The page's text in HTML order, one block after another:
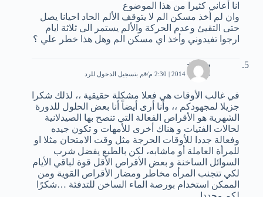
انا أعاني كثيرا من هذا الموضوع
وان لم أخذ مسكن الم لا يتوقف الألم الحاد احيانا يصل
حتى التقيئ وعدم الحركة والألم يستمر الى ثلاثة ايام
ارجوا تفيدوني وأخذ اي مسكن الم وهل هذا خطر علي ؟
شموخ
5 فبراير، 2014 | 2:30 م قم بتسجيل الدخول للرد
في غالب الأوقات هي فعلا مشكلة حقيقية ،، لذلك شكرا
جزيلا لمجهودكم ،، وأنا أرى أيضاً أنا بعض الحلول للدورة
الشهرية هو الأقراص الفعالة التي تنصح بها الصيدلانية
لحالات الفتيات و هناك أخرى للأمهات و تكون جيده
وفعالة جددا للأوقات الحرجة مثل وقت الامتحان مثلا او
للمرأة العاملة أو ماشابه، لكن بالطبع يفضل شرب
السوائل الساخنة و بعض الأقراص الأقل قوة لباقي الأيام
لكي تتجنب المرأه مخاطر ومضار الأقراص القوية ومن
الممكن استخدام بورصة الماء الساخن للتدفئة …شكرًا